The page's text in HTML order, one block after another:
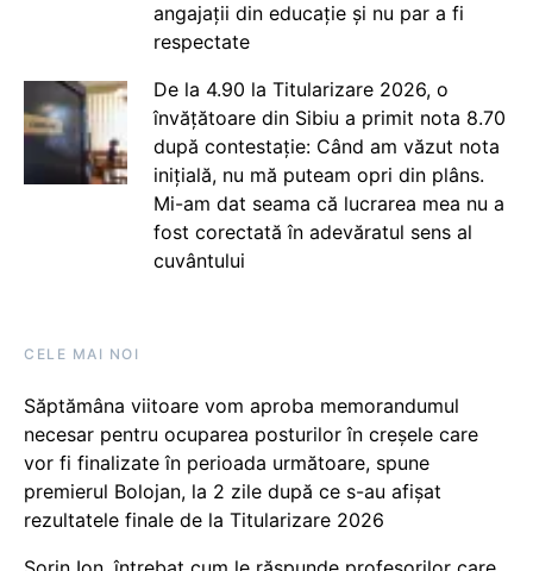
angajații din educație și nu par a fi
respectate
De la 4.90 la Titularizare 2026, o
învățătoare din Sibiu a primit nota 8.70
după contestație: Când am văzut nota
inițială, nu mă puteam opri din plâns.
Mi-am dat seama că lucrarea mea nu a
fost corectată în adevăratul sens al
cuvântului
CELE MAI NOI
Săptămâna viitoare vom aproba memorandumul
necesar pentru ocuparea posturilor în creșele care
vor fi finalizate în perioada următoare, spune
premierul Bolojan, la 2 zile după ce s-au afișat
rezultatele finale de la Titularizare 2026